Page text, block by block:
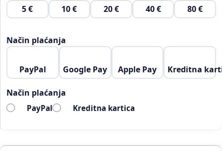
5 €
10 € 20 € 40 € 80 €
Način plaćanja
PayPal Google Pay Apple Pay Kreditna
Način plaćanja
PayPal Kreditna kartica